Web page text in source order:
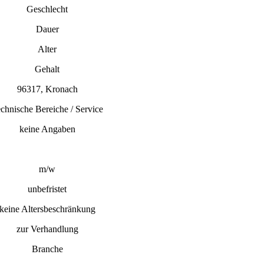
Geschlecht
Dauer
Alter
Gehalt
96317, Kronach
Bereiche / Service
keine Angaben
m/w
unbefristet
keine Altersbeschränkung
zur Verhandlung
Branche